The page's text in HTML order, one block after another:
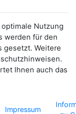
Nutzung
werden für den
gesetzt. Weitere
Ihnen auch das
Impressum